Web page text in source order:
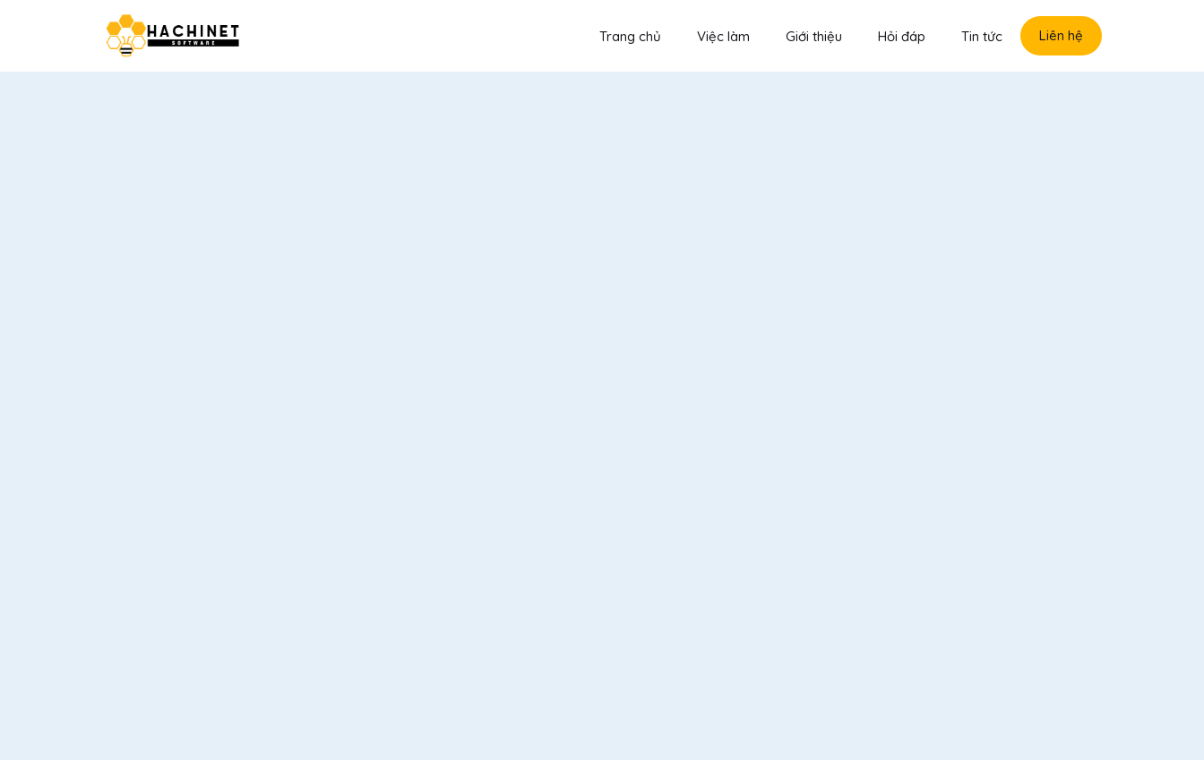
Trang chủ Việc làm Giới thiệu Hỏi đáp Tin tức Liên hệ